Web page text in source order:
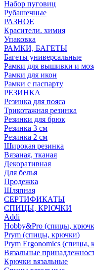
Набор пуговиц
Рубашечные
РАЗНОЕ
Красители. химия
Упаковка
РАМКИ, БАГЕТЫ
Багеты универсальные
Рамки для вышивки и
Рамки для икон
Рамки с паспарту
РЕЗИНКА
Резинка для пояса
Трикотажная резинка
Резинки для брюк
Резинка 3 см
Резинка 2 см
Широкая резинка
Вязаная, тканая
Декоративная
Для белья
Продежка
Шляпная
СЕРТИФИКАТЫ
СПИЦЫ, КРЮЧКИ
Addi
Hobby&Pro (спицы,
Prym (спицы, крючки)
Prym Ergonomics (спицы,
Вязальные
Крючки вязальные